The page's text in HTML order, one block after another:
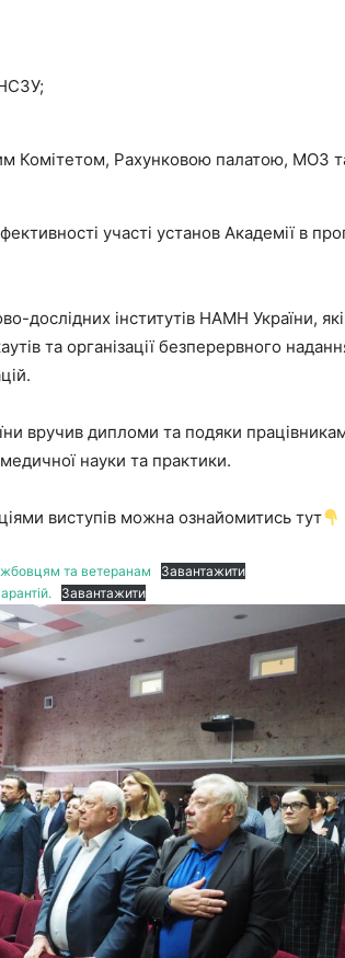
Комітетом, Рахунковою палатою, МОЗ
участі установ Академії в
дослідних інститутів НАМН України,
та організації безперервного
вручив дипломи та подяки
науки та практики.
виступів можна ознайомитись тут
та ветеранам
Завантажити
Завантажити